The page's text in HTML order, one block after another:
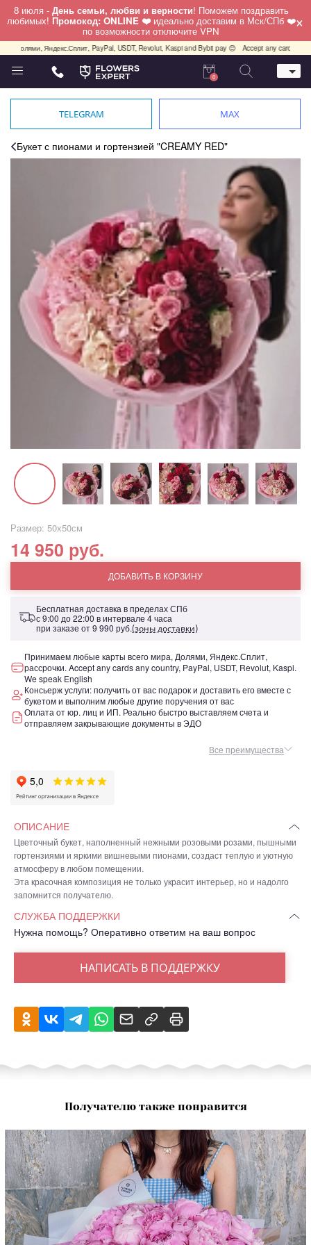
8 июля - День семьи, любви и верности! Поможем поздравить
любимых! Промокод: ONLINE ❤️ идеально доставим в Мск/СПб ❤️
по возможности отключите VPN ×
Яндекс.Сплит, PayPal, USDT, Revolut, Kaspi and Bybit pay 😊 Accept any cards any country,
Телефон
+7 (812) 425 36 05
Санкт-Петербург,
0
TELEGRAM MAX
Букет с пионами и гортензией "CREAMY RED"
Размер: 50х50см
14 950 руб.
ДОБАВИТЬ В КОРЗИНУ
Бесплатная доставка в пределах СПб
с 9:00 до 22:00 в интервале 4 часа
при заказе от9 990 руб.(зоны доставки)
Принимаем любые карты всего мира, Долями, Яндекс.Сплит,
рассрочки. Accept any cards any country, PayPal, USDT, Revolut, Kaspi.
We speak English
Консьерж услуги: получить от вас подарок и доставить его вместе с
букетом и выполним любые другие поручения от вас
Оплата от юр. лиц и ИП. Реально быстро выставляем счета и
отправляем закрывающие документы в ЭДО
Все преимущества
ОПИСАНИЕ
Цветочный букет, наполненный нежными розовыми розами, пышными
гортензиями и яркими вишневыми пионами, создаст теплую и уютную
атмосферу в любом помещении.
Эта красочная композиция не только украсит интерьер, но и надолго
запомнится получателю.
СЛУЖБА ПОДДЕРЖКИ
Нужна помощь? Оперативно ответим на ваш вопрос
НАПИСАТЬ В ПОДДЕРЖКУ
Получателю также понравится